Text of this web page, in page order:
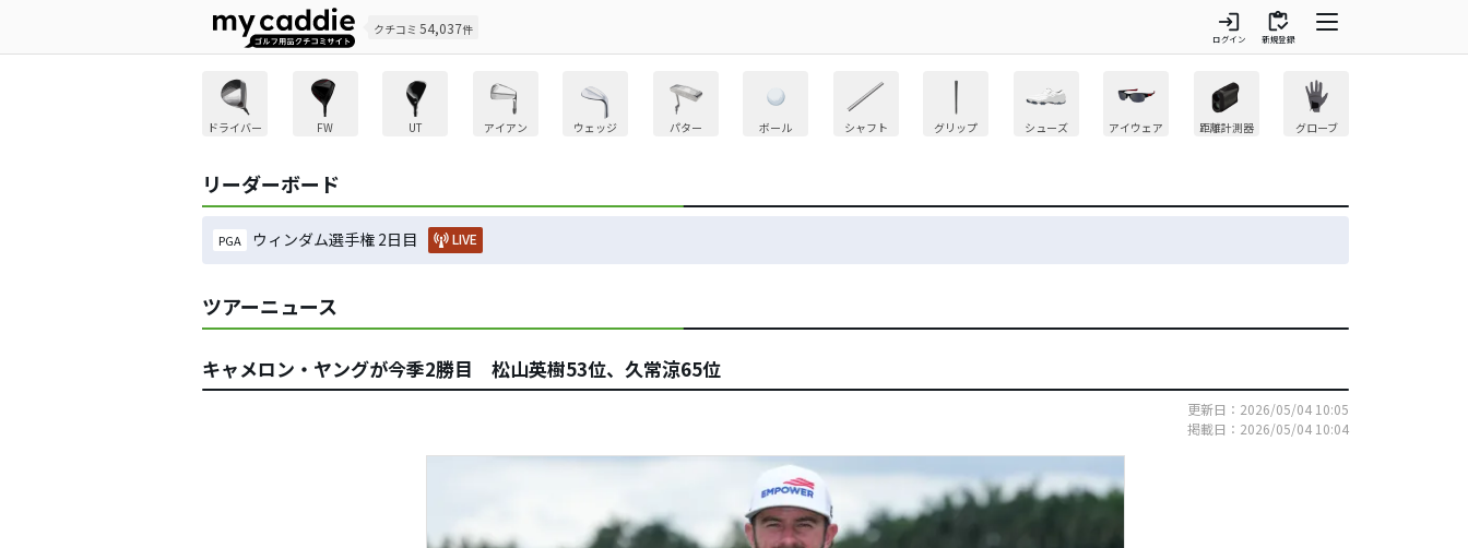
クチコミ 54,037件 login
ログイン
inventory
新規登録
ドライバー FW UT アイアン ウェッジ パター ボール シャフト グリップ シューズ アイウェア 距離計測器 グローブ
リーダーボード
PGA ウィンダム選手権 2日目 LIVE
ツアーニュース
キャメロン・ヤングが今季2勝目 松山英樹53位、久常涼65位
更新日：2026/05/04 10:05
掲載日：2026/05/04 10:04